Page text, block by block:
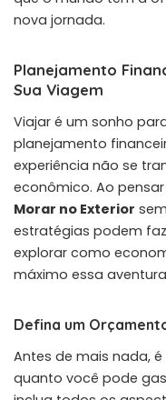
nova jornada.
Planejamento
Sua Viagem
Viajar é um sonho
planejamento
experiência não se
econômico. Ao
Morar no Exterior
estratégias podem
explorar como
máximo essa
Defina um
Antes de mais nada,
quanto você pode